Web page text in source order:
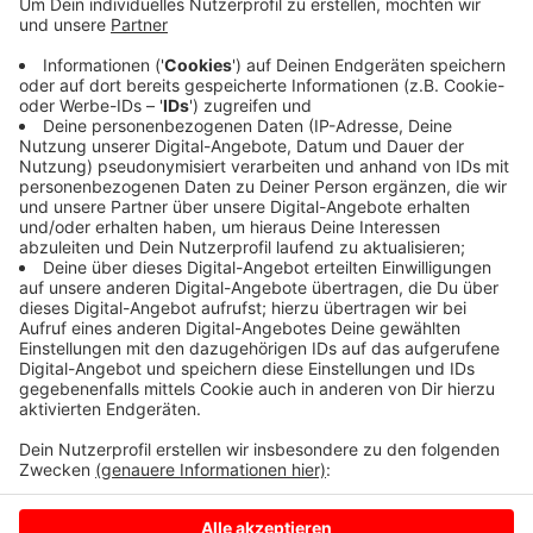
Auch in diesem Jahr gibt es erneute eine virtuelle
Veranstaltung zwei Wochen, bis zum 23.07.
Jeder kann teilnehmen.
Alle Kontaktdaten zur Anmeldung finden Siehier.
Anzeige
Anzeige